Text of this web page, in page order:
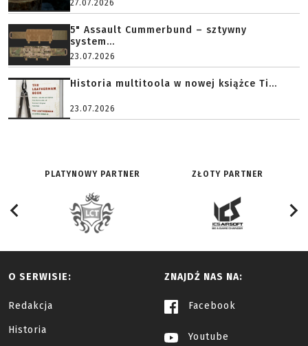
27.07.2026
5" Assault Cummerbund – sztywny
system...
23.07.2026
Historia multitoola w nowej książce Ti...
23.07.2026
PLATYNOWY PARTNER ZŁOTY PARTNER
O SERWISIE:
Redakcja
Historia
ZNAJDŹ NAS NA:
Facebook
Youtube